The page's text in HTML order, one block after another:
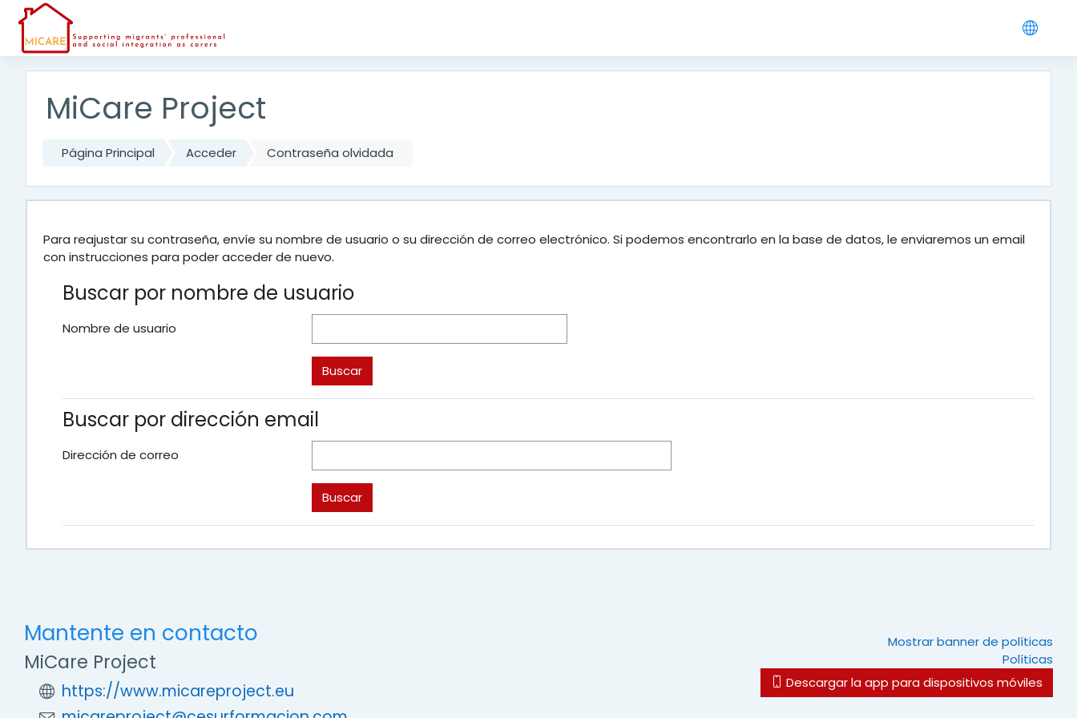
Salta al contenido principal
MiCare Project
Página Principal Acceder Contraseña olvidada
Para reajustar su contraseña, envíe su nombre de usuario o su dirección de correo electrónico. Si podemos encontrarlo en la base de datos, le enviaremos un email
con instrucciones para poder acceder de nuevo.
Buscar por nombre de usuario
Nombre de usuario
Buscar por dirección email
Dirección de correo
Mantente en contacto
MiCare Project
https://www.micareproject.eu
Mostrar banner de políticas
Políticas
Descargar la app para dispositivos móviles